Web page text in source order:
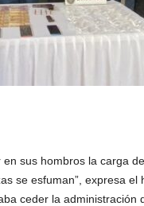
sus hombros la carga
se esfuman”, expresa
ceder la administración